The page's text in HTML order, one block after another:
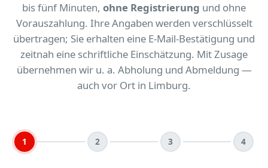
bis fünf Minuten, ohne Registrierung und ohne
Vorauszahlung. Ihre Angaben werden verschlüsselt
übertragen; Sie erhalten eine E-Mail-Bestätigung und
zeitnah eine schriftliche Einschätzung. Mit Zusage
übernehmen wir u. a. Abholung und Abmeldung —
auch vor Ort in Limburg.
1 2 3 4